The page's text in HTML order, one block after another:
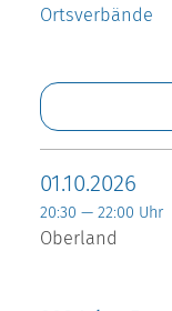
Ortsverbände
01.10.2026
20:30 — 22:00 Uhr
Oberland